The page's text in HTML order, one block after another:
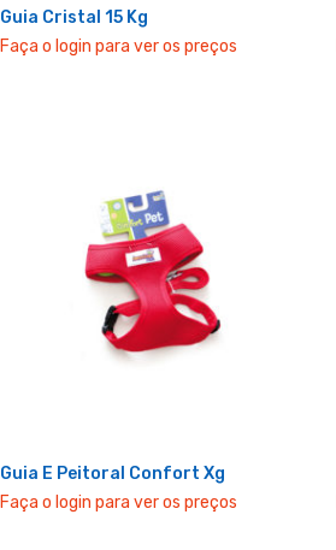
Guia Cristal 15 Kg
Faça o login para ver os preços
Guia E Peitoral Confort Xg
Faça o login para ver os preços